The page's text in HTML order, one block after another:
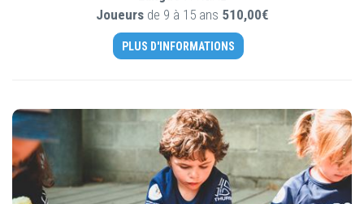
Joueurs de 9 à 15 ans 510,00€
PLUS D'INFORMATIONS